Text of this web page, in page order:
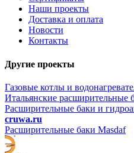
Наши проекты
Доставка и оплата
Новости
Контакты
Другие проекты
Газовые котлы и
Итальянские расширительные
Расширительные баки и
cruwa.ru
Расширительные баки Masdaf